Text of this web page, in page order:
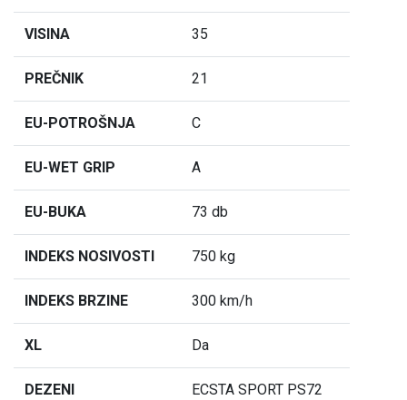
VISINA 35
PREČNIK 21
EU-POTROŠNJA C
EU-WET GRIP A
EU-BUKA 73 db
INDEKS NOSIVOSTI 750 kg
INDEKS BRZINE 300 km/h
XL Da
DEZENI ECSTA SPORT PS72